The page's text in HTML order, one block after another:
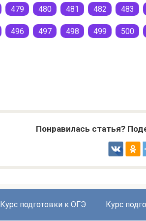
479 480 481 482 483
496 497 498 499 500
Понравилась статья?
Курс подготовки к ОГЭ Курс